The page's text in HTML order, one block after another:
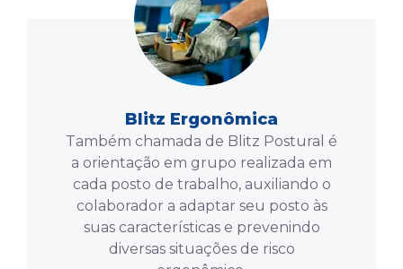
Blitz Ergonômica
Também chamada de Blitz Postural é
a orientação em grupo realizada em
cada posto de trabalho, auxiliando o
colaborador a adaptar seu posto às
suas características e prevenindo
diversas situações de risco